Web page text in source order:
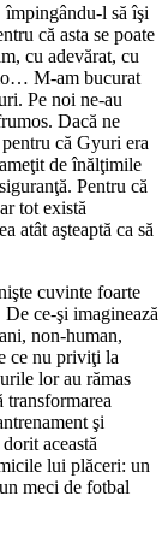
l să îşi
că asta se poate
cu adevărat, cu
M-am bucurat
Pe noi ne-au
Dacă ne
că Gyuri era
de înălţimile
Pentru că
tot există
atât aşteaptă ca să
cuvinte foarte
ce-şi imaginează
non-human,
ce nu priviţi la
lor au rămas
transformarea
şi
această
lui plăceri: un
meci de fotbal